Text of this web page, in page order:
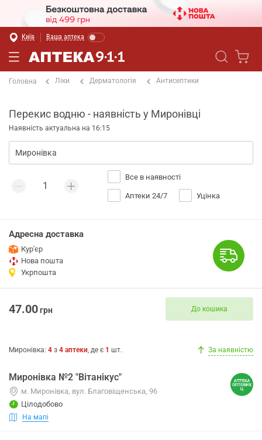
Київ Ваша аптека
Головна Ліки Дерматологія Антисептики
Перекис водню - наявність у Миронівці
Наявність актуальна на 16:15
Все в наявності
Аптеки 24/7 Уцінка
Адресна доставка
Кур'єр
Нова пошта
Укрпошта
47.00грн До кошика
Миронівка: 4 з 4 аптеки, де є 1 шт. За наявністю
Миронівка №2 "Вітанікус"
м. Миронівка, вул. Благовіщенська, 96
Цілодобово
На мапі